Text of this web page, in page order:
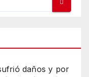
daños y por